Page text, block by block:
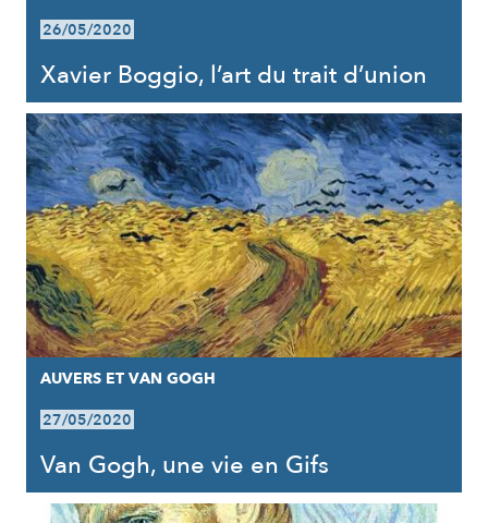
26/05/2020
Xavier Boggio, l’art du trait d’union
AUVERS ET VAN GOGH
27/05/2020
Van Gogh, une vie en Gifs